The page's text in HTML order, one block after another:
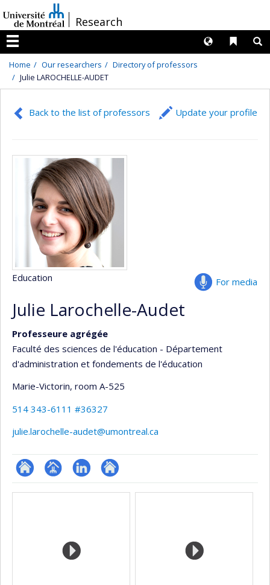
au
contenu
/Research
Menu
Liens
Langues
Home Our researchers
Directory of professors
Julie LAROCHELLE-AUDET
Back to the list of professors Update your profile
For media
Education
Julie Larochelle-Audet
Professeure agrégée
Faculté des sciences de l'éducation - Département
d'administration et fondements de l'éducation
Marie-Victorin, room A-525
514 343-6111 #36327
julie.larochelle-audet@umontreal.ca
ResearchGate
Page LinkedInAutre
Media